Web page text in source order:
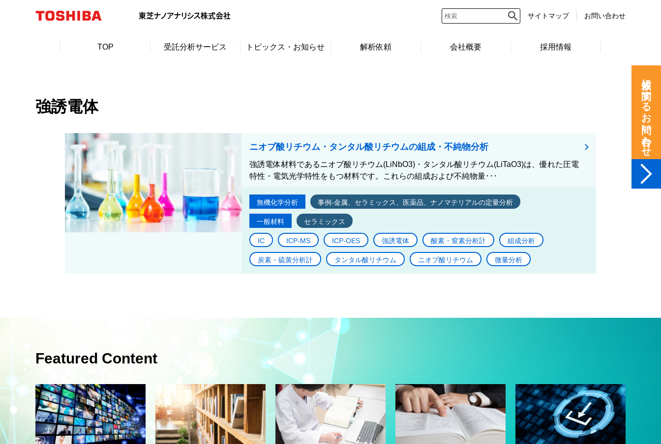
サイトマップ お問い合わせ
TOP 受託分析サービス トピックス・お知らせ 解析依頼 会社概要 採用情報
強誘電体
ニオブ酸リチウム・タンタル酸リチウムの組成・不純物分析
強誘電体材料であるニオブ酸リチウム(LiNbO3)・タンタル酸リチウム(LiTaO3)は、優れた圧電
特性・電気光学特性をもつ材料です。これらの組成および不純物量･･･
無機化学分析 事例-金属、セラミックス、医薬品、ナノマテリアルの定量分析
一般材料 セラミックス
IC ICP-MS ICP-OES 強誘電体 酸素・窒素分析計 組成分析
炭素・硫黄分析計 タンタル酸リチウム ニオブ酸リチウム 微量分析
Featured Content
依頼に関するお問い合わせ